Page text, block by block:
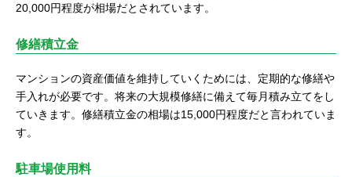
20,000円程度が相場だとされています。
修繕積立金
マンションの資産価値を維持していくためには、定期的な修繕や
手入れが必要です。将来の大規模修繕に備えて毎月積み立てをし
ていきます。修繕積立金の相場は15,000円程度だと言われていま
す。
駐車場使用料